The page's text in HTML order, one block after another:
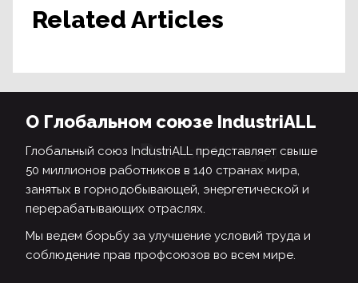
Related Articles
О Глобальном союзе IndustriALL
Глобальный союз IndustriALL представляет свыше
50 миллионов работников в 140 странах мира,
занятых в горнодобывающей, энергетической и
перерабатывающих отраслях.
Мы ведем борьбу за улучшение условий труда и
соблюдение прав профсоюзов во всем мире.